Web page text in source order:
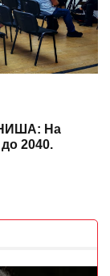
На
2040.